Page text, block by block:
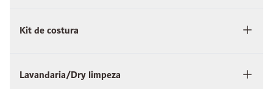
Kit de costura
Lavandaria/Dry limpeza